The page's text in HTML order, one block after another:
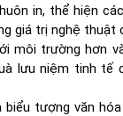
in, thể hiện
giá trị nghệ thuật
môi trường hơn
lưu niệm tinh tế
tượng văn